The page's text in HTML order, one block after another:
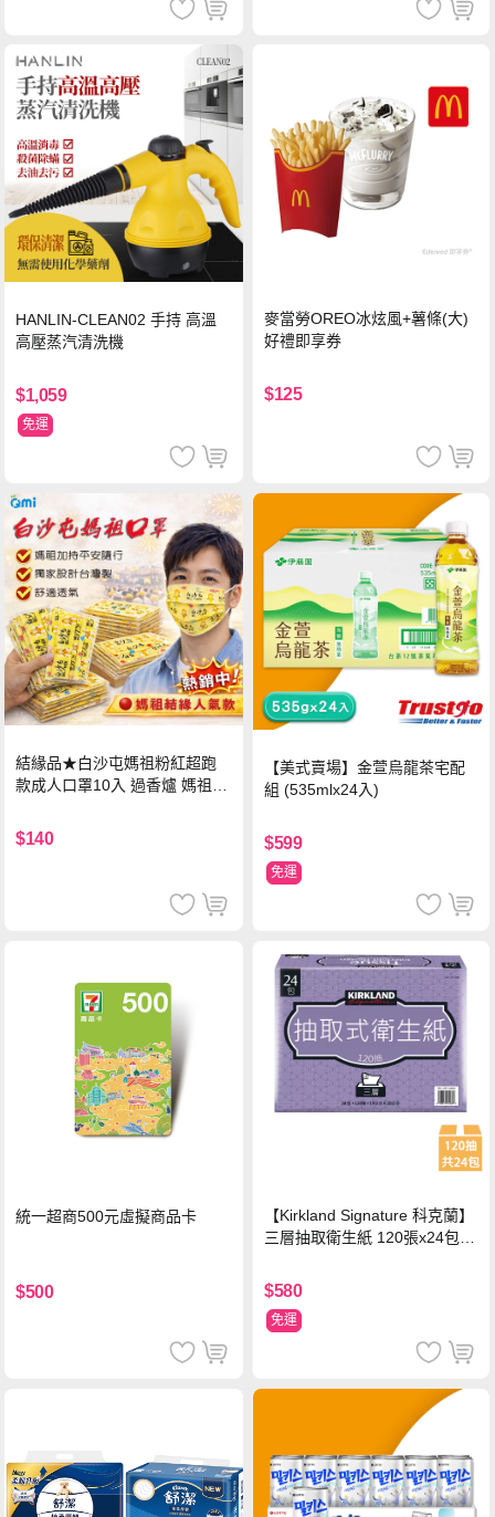
HANLIN-CLEAN02 手持 高溫
高壓蒸汽清洗機
$1,059
免運
麥當勞OREO冰炫風+薯條(大)
好禮即享券
$125
結緣品★白沙屯媽祖粉紅超跑
款成人口罩10入 過香爐 媽祖加
$140
【美式賣場】金萱烏龍茶宅配
組 (535mlx24入)
$599
免運
統一超商500元虛擬商品卡
$500
【Kirkland Signature 科克蘭】
三層抽取衛生紙 120張x24包x1
$580
免運